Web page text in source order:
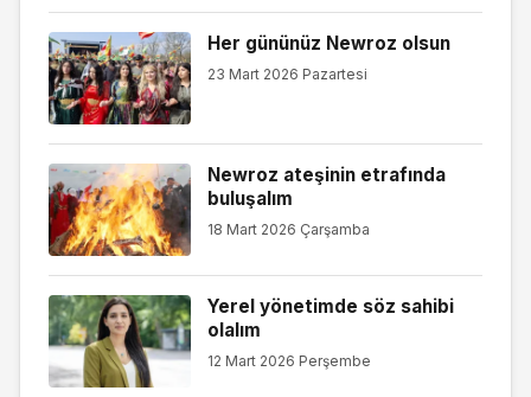
Her gününüz Newroz olsun
23 Mart 2026 Pazartesi
Newroz ateşinin etrafında
buluşalım
18 Mart 2026 Çarşamba
Yerel yönetimde söz sahibi
olalım
12 Mart 2026 Perşembe